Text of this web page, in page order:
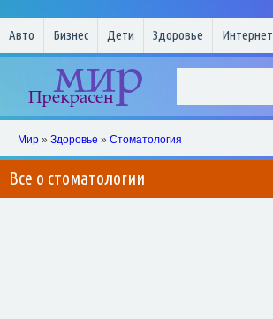
Авто Бизнес Дети Здоровье Интернет
Мир » Здоровье » Стоматология
Все о стоматологии